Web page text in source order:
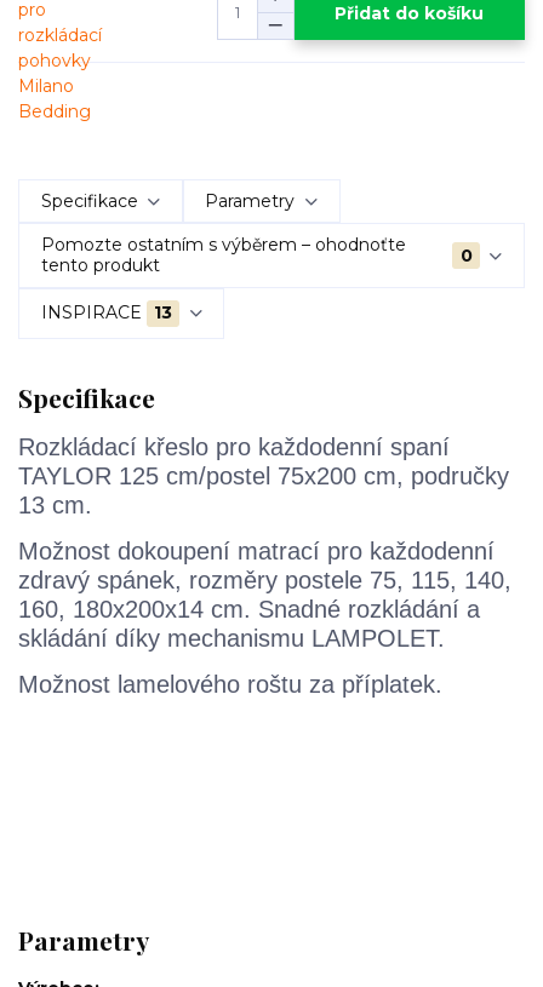
Přidat do košíku
Specifikace Parametry
Pomozte ostatním s výběrem – ohodnoťte
tento produkt
0
INSPIRACE 13
Specifikace
Rozkládací křeslo pro každodenní spaní
TAYLOR 125 cm/postel 75x200 cm, područky
13 cm.
Možnost dokoupení matrací pro každodenní
zdravý spánek, rozměry postele 75, 115, 140,
160, 180x200x14 cm. Snadné rozkládání a
skládání díky mechanismu LAMPOLET.
Možnost lamelového roštu za příplatek.
Parametry